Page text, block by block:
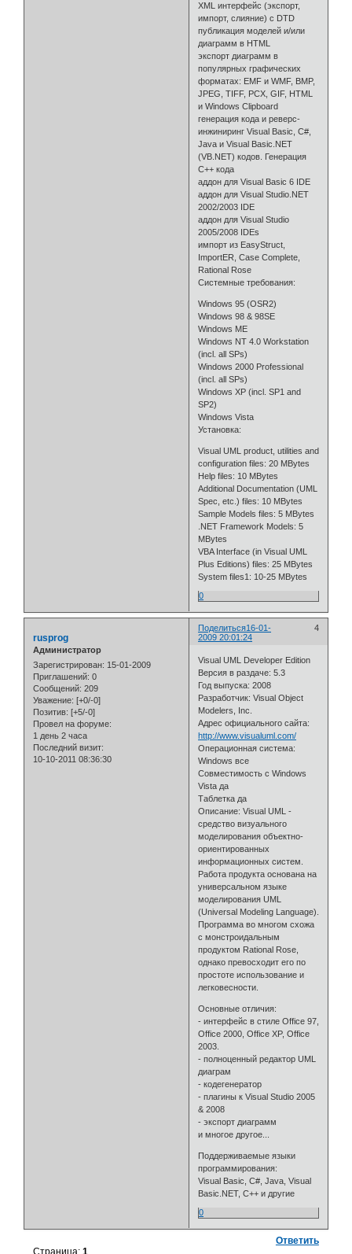
XML интерфейс (экспорт,
импорт, слияние) с DTD
публикация моделей и/или
диаграмм в HTML
экспорт диаграмм в
популярных графических
форматах: EMF и WMF, BMP,
JPEG, TIFF, PCX, GIF, HTML
и Windows Clipboard
генерация кода и реверс-
инжиниринг Visual Basic, C#,
Java и Visual Basic.NET
(VB.NET) кодов. Генерация
C++ кода
аддон для Visual Basic 6 IDE
аддон для Visual Studio.NET
2002/2003 IDE
аддон для Visual Studio
2005/2008 IDEs
импорт из EasyStruct,
ImportER, Case Complete,
Rational Rose
Системные требования:
Windows 95 (OSR2)
Windows 98 & 98SE
Windows ME
Windows NT 4.0 Workstation
(incl. all SPs)
Windows 2000 Professional
(incl. all SPs)
Windows XP (incl. SP1 and
SP2)
Windows Vista
Установка:
Visual UML product, utilities and
configuration files: 20 MBytes
Help files: 10 MBytes
Additional Documentation (UML
Spec, etc.) files: 10 MBytes
Sample Models files: 5 MBytes
.NET Framework Models: 5
MBytes
VBA Interface (in Visual UML
Plus Editions) files: 25 MBytes
System files1: 10-25 MBytes
0
Поделиться 4
16-01-
2009 20:01:24
rusprog
Администратор
Зарегистрирован: 15-01-2009
Приглашений: 0
Сообщений: 209
Уважение: [+0/-0]
Позитив: [+5/-0]
Провел на форуме:
1 день 2 часа
Последний визит:
10-10-2011 08:36:30
Visual UML Developer Edition
Версия в раздаче: 5.3
Год выпуска: 2008
Разработчик: Visual Object
Modelers, Inc.
Адрес официального сайта:
http://www.visualuml.com/
Операционная система:
Windows все
Совместимость с Windows
Vista да
Таблетка да
Описание: Visual UML -
средство визуального
моделирования объектно-
ориентированных
информационных систем.
Работа продукта основана на
универсальном языке
моделирования UML
(Universal Modeling Language).
Программа во многом схожа
с монстроидальным
продуктом Rational Rose,
однако превосходит его по
простоте использование и
легковесности.
Основные отличия:
- интерфейс в стиле Office 97,
Office 2000, Office XP, Office
2003.
- полноценный редактор UML
диаграм
- кодегенератор
- плагины к Visual Studio 2005
& 2008
- экспорт диаграмм
и многое другое...
Поддерживаемые языки
программирования:
Visual Basic, C#, Java, Visual
Basic.NET, C++ и другие
0
Ответить